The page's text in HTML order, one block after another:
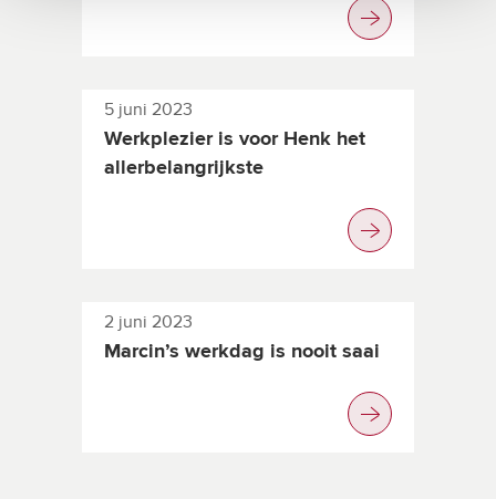
5 juni 2023
Werkplezier is voor Henk het
allerbelangrijkste
2 juni 2023
Marcin’s werkdag is nooit saai